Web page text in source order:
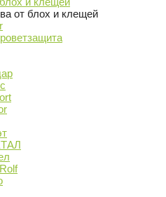
от блох и клещей